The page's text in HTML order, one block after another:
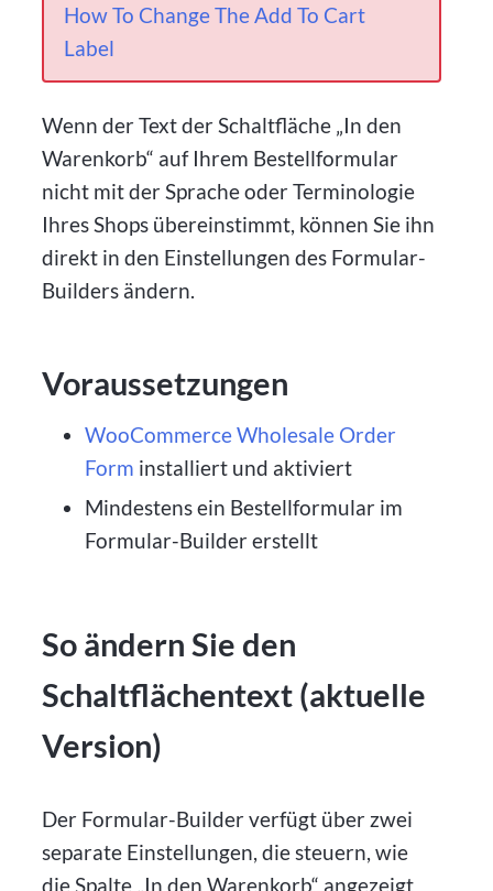
How To Change The Add To Cart
Label
Wenn der Text der Schaltfläche „In den
Warenkorb“ auf Ihrem Bestellformular
nicht mit der Sprache oder Terminologie
Ihres Shops übereinstimmt, können Sie ihn
direkt in den Einstellungen des Formular-
Builders ändern.
Voraussetzungen
WooCommerce Wholesale Order
Form installiert und aktiviert
Mindestens ein Bestellformular im
Formular-Builder erstellt
So ändern Sie den
Schaltflächentext (aktuelle
Version)
Der Formular-Builder verfügt über zwei
separate Einstellungen, die steuern, wie
die Spalte „In den Warenkorb“ angezeigt